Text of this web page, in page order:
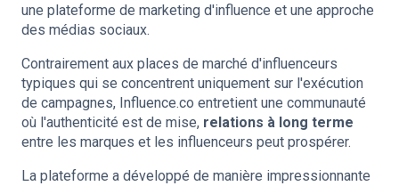
une plateforme de marketing d'influence et une approche
des médias sociaux.
Contrairement aux places de marché d'influenceurs
typiques qui se concentrent uniquement sur l'exécution
de campagnes, Influence.co entretient une communauté
où l'authenticité est de mise, relations à long terme
entre les marques et les influenceurs peut prospérer.
La plateforme a développé de manière impressionnante